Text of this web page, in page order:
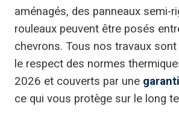
aménagés, des panneaux semi-
rouleaux peuvent être posés
chevrons. Tous nos travaux
le respect des normes
2026 et couverts par une
ce qui vous protège sur le long